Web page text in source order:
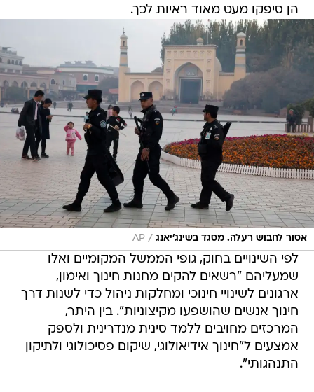
הן סיפקו מעט מאוד ראיות לכך.
אסור לחבוש רעלה. מסגד בשינג'יאנג /
AP
לפי השינויים בחוק, גופי הממשל המקומיים ואלו
שמעליהם "רשאים להקים מחנות חינוך ואימון,
ארגונים לשינויי חינוכי ומחלקות ניהול כדי לשנות דרך
חינוך אנשים שהושפעו מקיצוניות". בין היתר,
המרכזים מחויבים ללמד סינית מנדרינית ולספק
אמצעים ל"חינוך אידיאולוגי, שיקום פסיכולוגי ולתיקון
התנהגותי".